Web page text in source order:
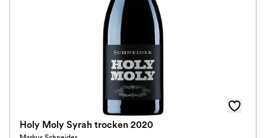
Holy Moly Syrah trocken 2020